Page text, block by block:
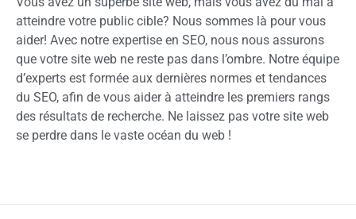
atteindre votre public cible? Nous sommes là pour vous
aider! Avec notre expertise en SEO, nous nous assurons
que votre site web ne reste pas dans l’ombre. Notre équipe
d’experts est formée aux dernières normes et tendances
du SEO, afin de vous aider à atteindre les premiers rangs
des résultats de recherche. Ne laissez pas votre site web
se perdre dans le vaste océan du web !